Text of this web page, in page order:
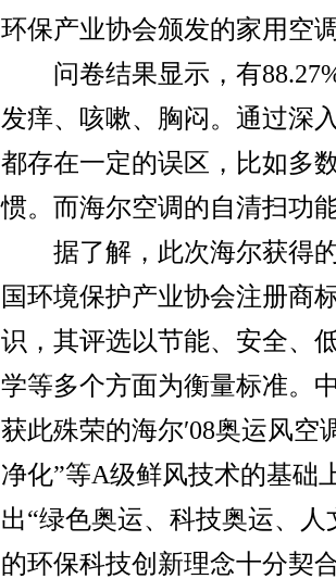
环保产业协会颁发的家用空
问卷结果显示，有
发痒、咳嗽、胸闷。通过深
都存在一定的误区，比如多
惯。而海尔空调的自清扫功
据了解，此次海尔获得的
国环境保护产业协会注册商
识，其评选以节能、安全、
学等多个方面为衡量标准。
获此殊荣的海尔′08奥运风空
净化”等A级鲜风技术的基础
出“绿色奥运、科技奥运、
的环保科技创新理念十分契